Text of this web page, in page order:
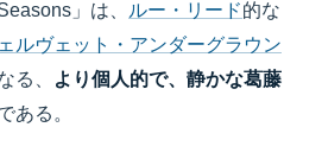
」は、 ルー・リード的な
ルヴェット・アンダーグラウン
る、
より個人的で、静かな葛藤
ある。